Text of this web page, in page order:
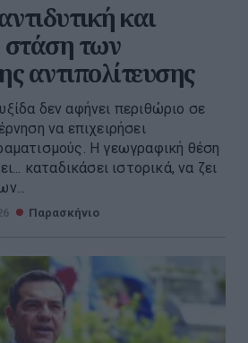
και
των
αντιπολίτευσης
δεν αφήνει περιθώριο σε
να επιχειρήσει
Η γεωγραφική θέση
καταδικάσει ιστορικά, να ζει
Παρασκήνιο